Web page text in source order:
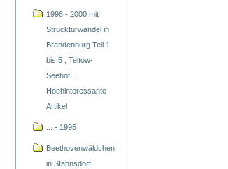
1996 - 2000 mit
Struckturwandel in
Brandenburg Teil 1
bis 5 , Teltow-
Seehof .
Hochinteressante
Artikel
... - 1995
Beethovenwäldchen
in Stahnsdorf